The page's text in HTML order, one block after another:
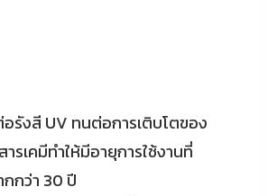
รังสี UV ทนต่อการเติบโตของ
ารเคมีทำให้มีอายุการใช้งานที่
กกว่า 30 ปี